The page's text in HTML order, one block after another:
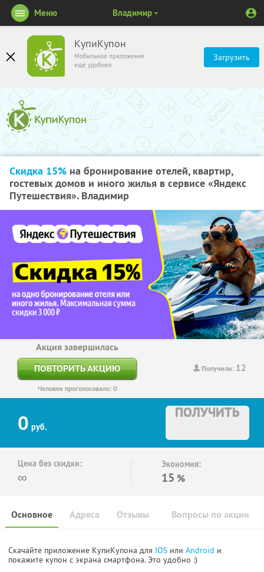
КупиКупон
Мобильное приложение
ещё удобнее
Загрузить
Меню Владимир
Скидка 15% на бронирование отелей, квартир,
гостевых домов и иного жилья в сервисе «Яндекс
Путешествия». Владимир
Получили: 12
Акция завершилась
ПОВТОРИТЬ АКЦИЮ
Человек проголосовало: 0
0 руб.
ПОЛУЧИТЬ
Цена без скидки:
∞
Экономия:
15 %
Основное Отзывы Вопросы по акции
Адреса
Скачайте приложение КупиКупона для IOS или Android и
покажите купон с экрана смартфона. Это удобно :)